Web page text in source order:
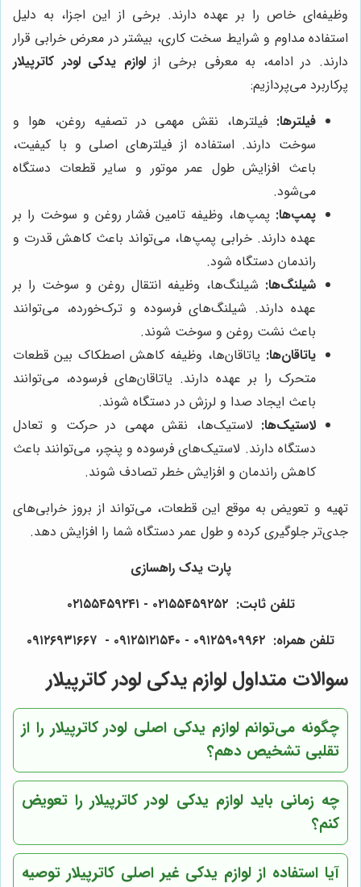
وظیفه‌ای خاص را بر عهده دارند. برخی از این اجزا، به دلیل
استفاده مداوم و شرایط سخت کاری، بیشتر در معرض خرابی قرار
دارند. در ادامه، به معرفی برخی ازلوازم یدکی لودر کاترپیلار
پرکاربرد می‌پردازیم:
فیلترها: فیلترها، نقش مهمی در تصفیه روغن، هوا و
سوخت دارند. استفاده از فیلترهای اصلی و با کیفیت،
باعث افزایش طول عمر موتور و سایر قطعات دستگاه
می‌شود.
پمپ‌ها: پمپ‌ها، وظیفه تامین فشار روغن و سوخت را بر
عهده دارند. خرابی پمپ‌ها، می‌تواند باعث کاهش قدرت و
راندمان دستگاه شود.
شیلنگ‌ها: شیلنگ‌ها، وظیفه انتقال روغن و سوخت را بر
عهده دارند. شیلنگ‌های فرسوده و ترک‌خورده، می‌توانند
باعث نشت روغن و سوخت شوند.
یاتاقان‌ها: یاتاقان‌ها، وظیفه کاهش اصطکاک بین قطعات
متحرک را بر عهده دارند. یاتاقان‌های فرسوده، می‌توانند
باعث ایجاد صدا و لرزش در دستگاه شوند.
لاستیک‌ها: لاستیک‌ها، نقش مهمی در حرکت و تعادل
دستگاه دارند. لاستیک‌های فرسوده و پنچر، می‌توانند باعث
کاهش راندمان و افزایش خطر تصادف شوند.
تهیه و تعویض به موقع این قطعات، می‌تواند از بروز خرابی‌های
جدی‌تر جلوگیری کرده و طول عمر دستگاه شما را افزایش دهد.
پارت یدک راهسازی
تلفن ثابت: ۰۲۱۵۵۴۵۹۲۵۲ - ۰۲۱۵۵۴۵۹۲۴۱
تلفن همراه: ۰۹۱۲۵۹۰۹۹۶۲ - ۰۹۱۲۵۱۲۱۵۴۰‌‌‌ - ۰۹۱۲۶۹۳۱۶۶۷
سوالات متداول لوازم یدکی لودر کاترپیلار
چگونه می‌توانم لوازم یدکی اصلی لودر کاترپیلار را از
تقلبی تشخیص دهم؟
چه زمانی باید لوازم یدکی لودر کاترپیلار را تعویض
کنم؟
آیا استفاده از لوازم یدکی غیر اصلی کاترپیلار توصیه